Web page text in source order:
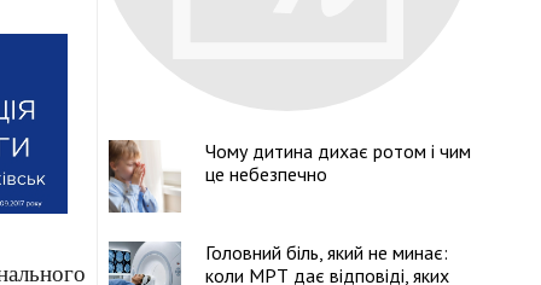
Чому дитина дихає ротом і чим
це небезпечно
Головний біль, який не минає:
коли МРТ дає відповіді, яких